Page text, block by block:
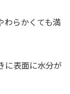
わらかくても満
に表面に水分が